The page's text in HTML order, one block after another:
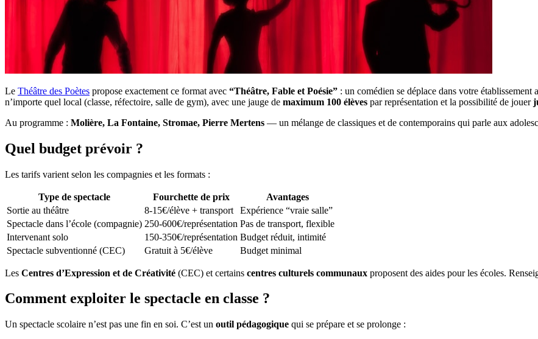
Le Théâtre des Poètes propose exactement ce format avec “Théâtre, Fable et Poésie” : un comédien se déplace dans votre
n’importe quel local (classe, réfectoire, salle de gym), avec une jauge de maximum 100 élèves par représentation et la possibilité de jouer
Au programme : Molière, La Fontaine, Stromae, Pierre Mertens — un mélange de classiques et de contemporains qui parle aux
Quel budget prévoir ?
Les tarifs varient selon les compagnies et les formats :
Type de spectacle Fourchette de prix
Avantages
Sortie au théâtre
8-15€/élève + transport
Expérience “vraie salle”
Spectacle dans l’école (compagnie) 250-600€/représentation Pas de transport, flexible
Intervenant solo
150-350€/représentation Budget réduit, intimité
Spectacle subventionné (CEC)
Gratuit à 5€/élève Budget minimal
Les Centres d’Expression et de Créativité (CEC) et certains centres culturels communaux proposent des aides pour les écoles.
Comment exploiter le spectacle en classe ?
Un spectacle scolaire n’est pas une fin en soi. C’est un outil pédagogique qui se prépare et se prolonge :